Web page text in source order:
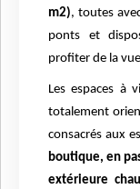
m2), toutes
ponts et
profiter de la
Les espaces à
totalement
consacrés aux
boutique, en
extérieure